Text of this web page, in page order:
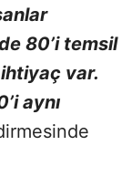
80’i temsil
var.
aynı